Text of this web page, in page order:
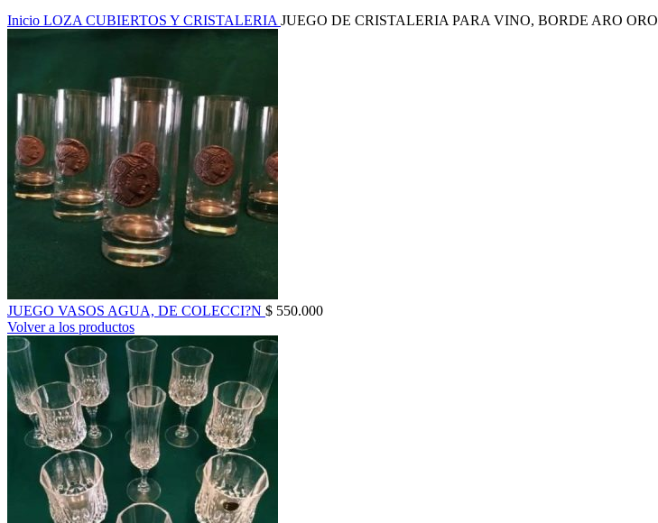
Inicio LOZA CUBIERTOS Y CRISTALERIA JUEGO DE CRISTALERIA PARA VINO, BORDE ARO ORO
JUEGO VASOS AGUA, DE COLECCI?N $ 550.000
Volver a los productos